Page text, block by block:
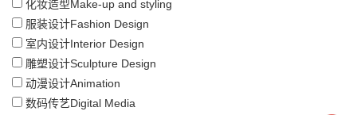
化妆造型Make-up and styling
服装设计Fashion Design
室内设计Interior Design
雕塑设计Sculpture Design
动漫设计Animation
数码传艺Digital Media